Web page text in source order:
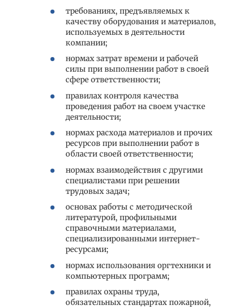
требованиях, предъявляемых к
качеству оборудования и материалов,
используемых в деятельности
компании;
нормах затрат времени и рабочей
силы при выполнении работ в своей
сфере ответственности;
правилах контроля качества
проведения работ на своем участке
деятельности;
нормах расхода материалов и прочих
ресурсов при выполнении работ в
области своей ответственности;
нормах взаимодействия с другими
специалистами при решении
трудовых задач;
основах работы с методической
литературой, профильными
справочными материалами,
специализированными интернет-
ресурсами;
нормах использования оргтехники и
компьютерных программ;
правилах охраны труда,
обязательных стандартах пожарной,